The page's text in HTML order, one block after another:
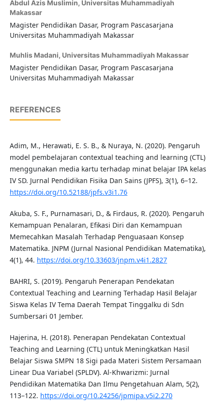
Abdul Azis Muslimin, Universitas Muhammadiyah
Makassar
Magister Pendidikan Dasar, Program Pascasarjana
Universitas Muhammadiyah Makassar
Muhlis Madani, Universitas Muhammadiyah Makassar
Magister Pendidikan Dasar, Program Pascasarjana
Universitas Muhammadiyah Makassar
REFERENCES
Adim, M., Herawati, E. S. B., & Nuraya, N. (2020). Pengaruh
model pembelajaran contextual teaching and learning (CTL)
menggunakan media kartu terhadap minat belajar IPA kelas
IV SD. Jurnal Pendidikan Fisika Dan Sains (JPFS), 3(1), 6–12.
https://doi.org/10.52188/jpfs.v3i1.76
Akuba, S. F., Purnamasari, D., & Firdaus, R. (2020). Pengaruh
Kemampuan Penalaran, Efikasi Diri dan Kemampuan
Memecahkan Masalah Terhadap Penguasaan Konsep
Matematika. JNPM (Jurnal Nasional Pendidikan Matematika),
4(1), 44. https://doi.org/10.33603/jnpm.v4i1.2827
BAHRI, S. (2019). Pengaruh Penerapan Pendekatan
Contextual Teaching and Learning Terhadap Hasil Belajar
Siswa Kelas IV Tema Daerah Tempat Tinggalku di Sdn
Sumbersari 01 Jember.
Hajerina, H. (2018). Penerapan Pendekatan Contextual
Teaching and Learning (CTL) untuk Meningkatkan Hasil
Belajar Siswa SMPN 18 Sigi pada Materi Sistem Persamaan
Linear Dua Variabel (SPLDV). Al-Khwarizmi: Jurnal
Pendidikan Matematika Dan Ilmu Pengetahuan Alam, 5(2),
113–122. https://doi.org/10.24256/jpmipa.v5i2.270